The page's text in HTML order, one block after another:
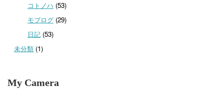
コトノハ (53)
モブログ(29)
日記(53)
未分類 (1)
My Camera